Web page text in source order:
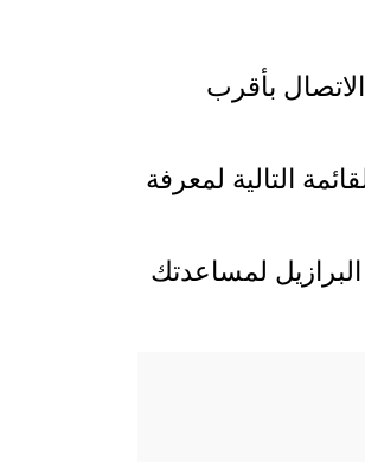
بأقرب
التالية لمعرفة
لمساعدتك